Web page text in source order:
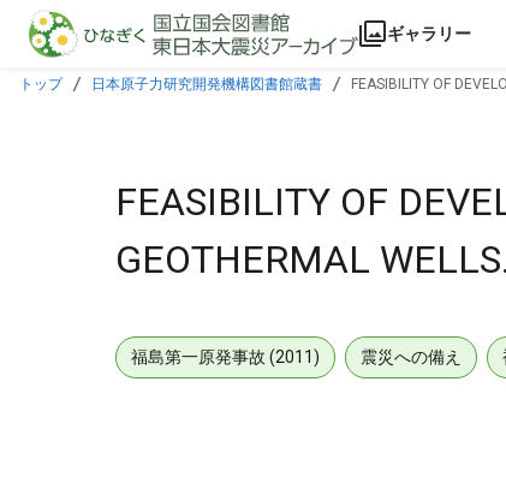
本文に飛ぶ
ギャラリー
トップ 日本原子力研究開発機構図書館蔵書 FEASIBILITY OF
FEASIBILITY OF
GEOTHERMAL
福島第一原発事故 (2011) 震災への備え